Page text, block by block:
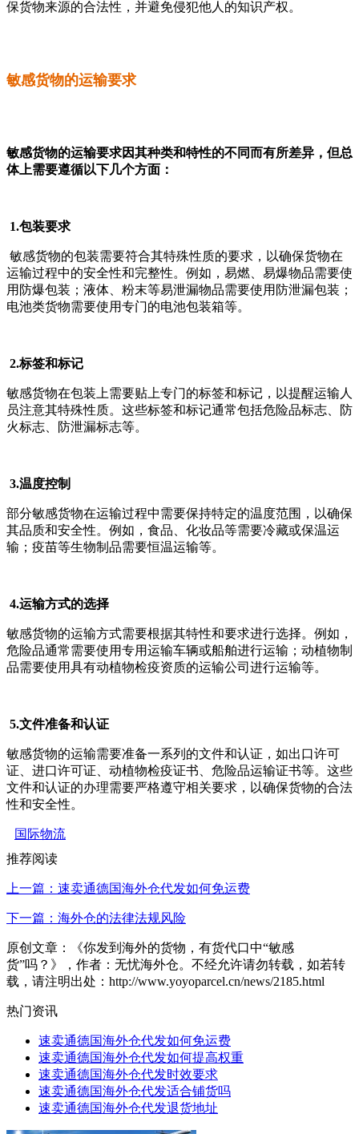
保货物来源的合法性，并避免侵犯他人的知识产权。
敏感货物的运输要求
敏感货物的运输要求因其种类和特性的不同而有所差异，但总
体上需要遵循以下几个方面：
1.包装要求
敏感货物的包装需要符合其特殊性质的要求，以确保货物在
运输过程中的安全性和完整性。例如，易燃、易爆物品需要使
用防爆包装；液体、粉末等易泄漏物品需要使用防泄漏包装；
电池类货物需要使用专门的电池包装箱等。
2.标签和标记
敏感货物在包装上需要贴上专门的标签和标记，以提醒运输人
员注意其特殊性质。这些标签和标记通常包括危险品标志、防
火标志、防泄漏标志等。
3.温度控制
部分敏感货物在运输过程中需要保持特定的温度范围，以确保
其品质和安全性。例如，食品、化妆品等需要冷藏或保温运
输；疫苗等生物制品需要恒温运输等。
4.运输方式的选择
敏感货物的运输方式需要根据其特性和要求进行选择。例如，
危险品通常需要使用专用运输车辆或船舶进行运输；动植物制
品需要使用具有动植物检疫资质的运输公司进行运输等。
5.文件准备和认证
敏感货物的运输需要准备一系列的文件和认证，如出口许可
证、进口许可证、动植物检疫证书、危险品运输证书等。这些
文件和认证的办理需要严格遵守相关要求，以确保货物的合法
性和安全性。
国际物流
推荐阅读
上一篇：速卖通德国海外仓代发如何免运费
下一篇：海外仓的法律法规风险
原创文章：《你发到海外的货物，有货代口中“敏感
货”吗？》，作者：无忧海外仓。不经允许请勿转载，如若转
载，请注明出处：http://www.yoyoparcel.cn/news/2185.html
热门资讯
速卖通德国海外仓代发如何免运费
速卖通德国海外仓代发如何提高权重
速卖通德国海外仓代发时效要求
速卖通德国海外仓代发适合铺货吗
速卖通德国海外仓代发退货地址